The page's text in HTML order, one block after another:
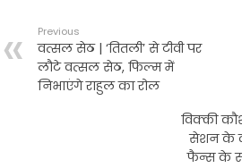
o
o
k
e
r
A
p
p
Previous
वत्सल सेठ | ‘तितली’ से टीवी पर
लौटे वत्सल सेठ, फिल्म में
निभाएंगे राहुल का रोल
विक्की
सेशन के
फैन्स के